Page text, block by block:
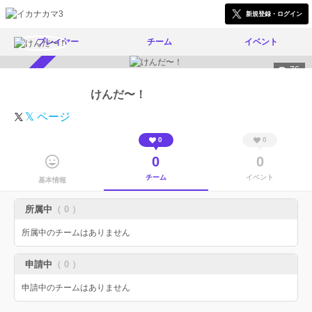
新規登録・ログイン
プレイヤー チーム イベント
76
けんだ〜！
𝕏 ページ
基本情報
0
0
チーム
0
0
イベント
所属中 （ 0 ）
所属中のチームはありません
申請中 （ 0 ）
申請中のチームはありません